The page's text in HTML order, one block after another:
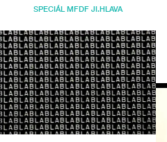
SPECIÁL MFDF JI.HLAVA